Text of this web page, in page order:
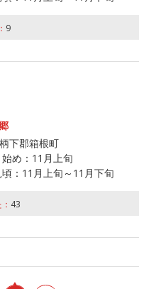
9
下郡箱根町
め： 11月上旬
： 11月上旬～11月下旬
43